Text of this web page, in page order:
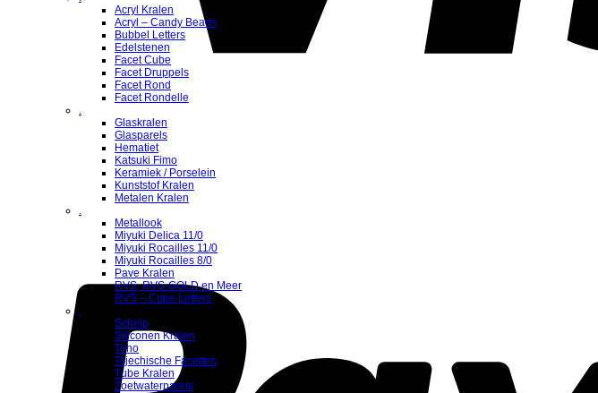
Acryl Kralen
Acryl – Candy Beads
Bubbel Letters
Edelstenen
Facet Cube
Facet Druppels
Facet Rond
Facet Rondelle
.
Glaskralen
Glasparels
Hematiet
Katsuki Fimo
Keramiek / Porselein
Kunststof Kralen
Metalen Kralen
.
Metallook
Miyuki Delica 11/0
Miyuki Rocailles 11/0
Miyuki Rocailles 8/0
Pave Kralen
RVS, RVS-GOLD en Meer
RVS – Cube Letters
.
Schelp
Siliconen Kralen
Toho
Tsjechische Facetten
Tube Kralen
Zoetwaterparels